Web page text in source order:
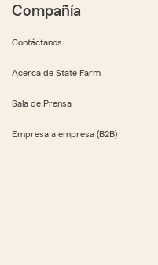
Compañía
Contáctanos
Acerca de State Farm
Sala de Prensa
Empresa a empresa (B2B)